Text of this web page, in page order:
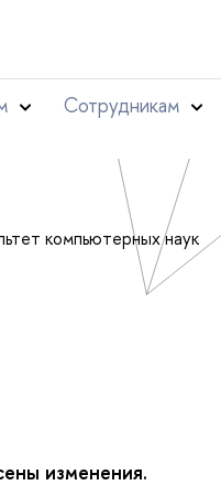
Сотрудникам
компьютерных наук
изменения.